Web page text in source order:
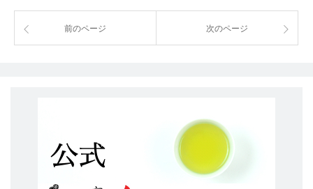
前のページ 次のページ